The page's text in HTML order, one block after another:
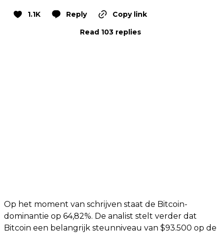
1.1K Reply
Copy link
Read 103 replies
Op het moment van schrijven staat de Bitcoin-
dominantie op 64,82%. De analist stelt verder dat
Bitcoin een belangrijk steunniveau van $93.500 op de